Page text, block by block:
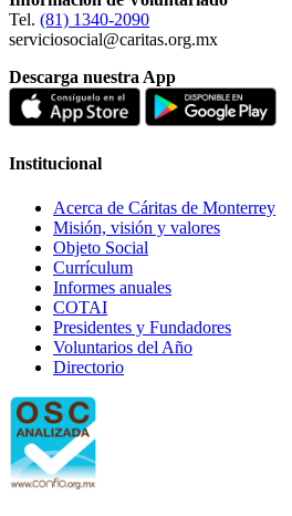
Tel. (81) 1340-2090
serviciosocial@caritas.org.mx
Descarga nuestra App
Institucional
Acerca de Cáritas de Monterrey
Misión, visión y valores
Objeto Social
Currículum
Informes anuales
COTAI
Presidentes y Fundadores
Voluntarios del Año
Directorio